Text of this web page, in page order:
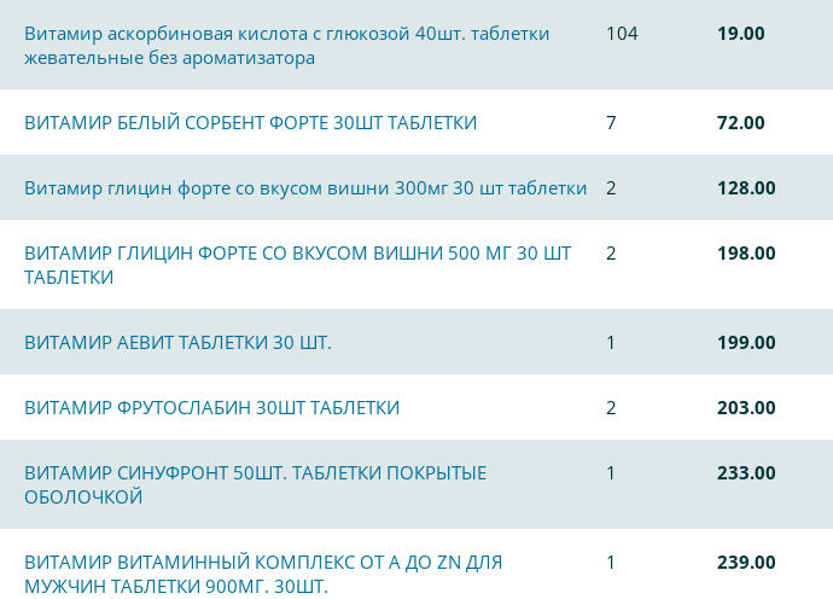
Витамир аскорбиновая кислота с глюкозой 40шт. таблетки
жевательные без ароматизатора
104 19.00
ВИТАМИР БЕЛЫЙ СОРБЕНТ ФОРТЕ 30ШТ ТАБЛЕТКИ 7 72.00
Витамир глицин форте со вкусом вишни 300мг 30 шт таблетки 2 128.00
ВИТАМИР ГЛИЦИН ФОРТЕ СО ВКУСОМ ВИШНИ 500 МГ 30 ШТ
ТАБЛЕТКИ
2 198.00
ВИТАМИР АЕВИТ ТАБЛЕТКИ 30 ШТ. 1 199.00
ВИТАМИР ФРУТОСЛАБИН 30ШТ ТАБЛЕТКИ 2 203.00
ВИТАМИР СИНУФРОНТ 50ШТ. ТАБЛЕТКИ ПОКРЫТЫЕ
ОБОЛОЧКОЙ
1 233.00
ВИТАМИР ВИТАМИННЫЙ КОМПЛЕКС ОТ А ДО ZN ДЛЯ
МУЖЧИН ТАБЛЕТКИ 900МГ. 30ШТ.
1 239.00